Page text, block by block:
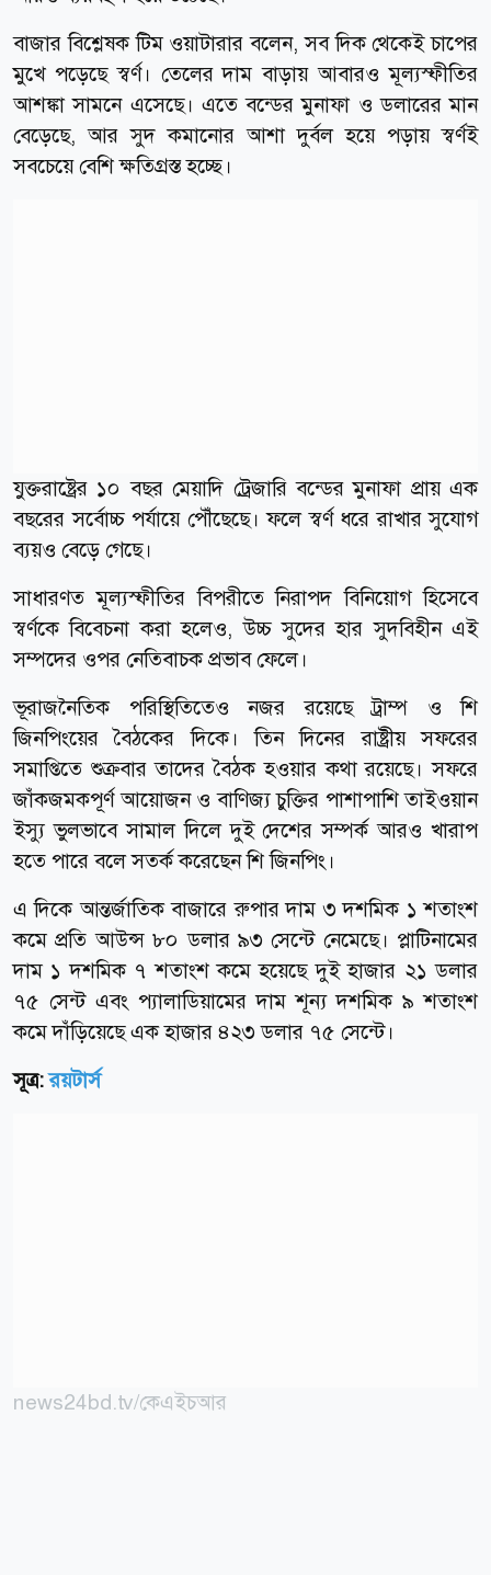
বাজার বিশ্লেষক টিম ওয়াটারার বলেন, সব দিক থেকেই চাপের
মুখে পড়েছে স্বর্ণ। তেলের দাম বাড়ায় আবারও মূল্যস্ফীতির
আশঙ্কা সামনে এসেছে। এতে বন্ডের মুনাফা ও ডলারের মান
বেড়েছে, আর সুদ কমানোর আশা দুর্বল হয়ে পড়ায় স্বর্ণই
সবচেয়ে বেশি ক্ষতিগ্রস্ত হচ্ছে।
যুক্তরাষ্ট্রের ১০ বছর মেয়াদি ট্রেজারি বন্ডের মুনাফা প্রায় এক
বছরের সর্বোচ্চ পর্যায়ে পৌঁছেছে। ফলে স্বর্ণ ধরে রাখার সুযোগ
ব্যয়ও বেড়ে গেছে।
সাধারণত মূল্যস্ফীতির বিপরীতে নিরাপদ বিনিয়োগ হিসেবে
স্বর্ণকে বিবেচনা করা হলেও, উচ্চ সুদের হার সুদবিহীন এই
সম্পদের ওপর নেতিবাচক প্রভাব ফেলে।
ভূরাজনৈতিক পরিস্থিতিতেও নজর রয়েছে ট্রাম্প ও শি
জিনপিংয়ের বৈঠকের দিকে। তিন দিনের রাষ্ট্রীয় সফরের
সমাপ্তিতে শুক্রবার তাদের বৈঠক হওয়ার কথা রয়েছে। সফরে
জাঁকজমকপূর্ণ আয়োজন ও বাণিজ্য চুক্তির পাশাপাশি তাইওয়ান
ইস্যু ভুলভাবে সামাল দিলে দুই দেশের সম্পর্ক আরও খারাপ
হতে পারে বলে সতর্ক করেছেন শি জিনপিং।
এ দিকে আন্তর্জাতিক বাজারে রুপার দাম ৩ দশমিক ১ শতাংশ
কমে প্রতি আউন্স ৮০ ডলার ৯৩ সেন্টে নেমেছে। প্লাটিনামের
দাম ১ দশমিক ৭ শতাংশ কমে হয়েছে দুই হাজার ২১ ডলার
৭৫ সেন্ট এবং প্যালাডিয়ামের দাম শূন্য দশমিক ৯ শতাংশ
কমে দাঁড়িয়েছে এক হাজার ৪২৩ ডলার ৭৫ সেন্টে।
সূত্র:রয়টার্স
news24bd.tv/কেএইচআর